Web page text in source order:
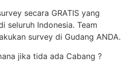
secara GRATIS yang
seluruh Indonesia. Team
survey di Gudang ANDA.
jika tida ada Cabang ?